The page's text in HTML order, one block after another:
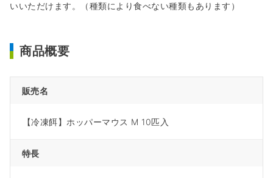
いいただけます。（種類により食べない種類もあります）
商品概要
販売名
【冷凍餌】ホッパーマウス M 10匹入
特長